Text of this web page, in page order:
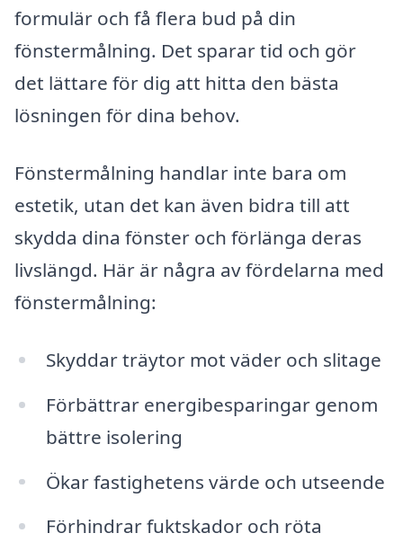
formulär och få flera bud på din
fönstermålning. Det sparar tid och gör
det lättare för dig att hitta den bästa
lösningen för dina behov.
Fönstermålning handlar inte bara om
estetik, utan det kan även bidra till att
skydda dina fönster och förlänga deras
livslängd. Här är några av fördelarna med
fönstermålning:
Skyddar träytor mot väder och slitage
Förbättrar energibesparingar genom
bättre isolering
Ökar fastighetens värde och utseende
Förhindrar fuktskador och röta